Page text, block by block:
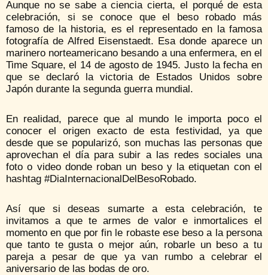
Aunque no se sabe a ciencia cierta, el porqué de esta
celebración, si se conoce que el beso robado más
famoso de la historia, es el representado en la famosa
fotografía de Alfred Eisenstaedt. Esa donde aparece un
marinero norteamericano besando a una enfermera, en el
Time Square, el 14 de agosto de 1945. Justo la fecha en
que se declaró la victoria de Estados Unidos sobre
Japón durante la segunda guerra mundial.
En realidad, parece que al mundo le importa poco el
conocer el origen exacto de esta festividad, ya que
desde que se popularizó, son muchas las personas que
aprovechan el día para subir a las redes sociales una
foto o video donde roban un beso y la etiquetan con el
hashtag #DiaInternacionalDelBesoRobado.
Así que si deseas sumarte a esta celebración, te
invitamos a que te armes de valor e inmortalices el
momento en que por fin le robaste ese beso a la persona
que tanto te gusta o mejor aún, robarle un beso a tu
pareja a pesar de que ya van rumbo a celebrar el
aniversario de las bodas de oro.